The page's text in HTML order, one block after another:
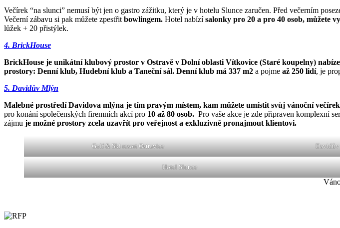
Večírek “na slunci” nemusí být jen o gastro zážitku, který je v hotelu Slunce zaručen. Před večerním
Večerní zábavu si pak můžete zpestřitbowlingem. Hotel nabízísalonky pro 20 a pro 40 osob, můžete
lůžek + 20 přistýlek.
4. BrickHouse
BrickHouse je unikátní klubový prostor v Ostravě v Dolní oblasti Vítkovice (Staré koupelny)
prostory: Denní klub, Hudební klub a Taneční sál. Denní klub má 337 m2 a pojme až 250 lidí, je
5. Davidův Mlýn
Malebné prostředí Davidova mlýna je tím pravým místem, kam můžete umístit svůj vánoční
pro konání společenských firemních akcí pro 10 až 80 osob. Pro vaše akce je zde připraven komplexní
zájmu je možné prostory zcela uzavřít pro veřejnost a exkluzivně pronajmout klientovi.
Golf & Ski resort Ostravice
Hotel Slunce